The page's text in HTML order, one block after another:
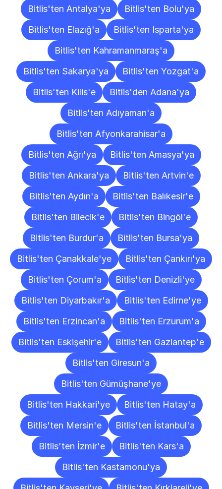
Bitlis'ten Antalya'ya
Bitlis'ten Bolu'ya
Bitlis'ten Elazığ'a
Bitlis'ten Isparta'ya
Bitlis'ten Kahramanmaraş'a
Bitlis'ten Sakarya'ya
Bitlis'ten Yozgat'a
Bitlis'ten Kilis'e
Bitlis'den Adana'ya
Bitlis'ten Adıyaman'a
Bitlis'ten Afyonkarahisar'a
Bitlis'ten Ağrı'ya
Bitlis'ten Amasya'ya
Bitlis'ten Ankara'ya
Bitlis'ten Artvin'e
Bitlis'ten Aydın'a
Bitlis'ten Balıkesir'e
Bitlis'ten Bilecik'e
Bitlis'ten Bingöl'e
Bitlis'ten Burdur'a
Bitlis'ten Bursa'ya
Bitlis'ten Çanakkale'ye
Bitlis'ten Çankırı'ya
Bitlis'ten Çorum'a
Bitlis'ten Denizli'ye
Bitlis'ten Diyarbakır'a
Bitlis'ten Edirne'ye
Bitlis'ten Erzincan'a
Bitlis'ten Erzurum'a
Bitlis'ten Eskişehir'e
Bitlis'ten Gaziantep'e
Bitlis'ten Giresun'a
Bitlis'ten Gümüşhane'ye
Bitlis'ten Hakkari'ye
Bitlis'ten Hatay'a
Bitlis'ten Mersin'e
Bitlis'ten İstanbul'a
Bitlis'ten İzmir'e
Bitlis'ten Kars'a
Bitlis'ten Kastamonu'ya